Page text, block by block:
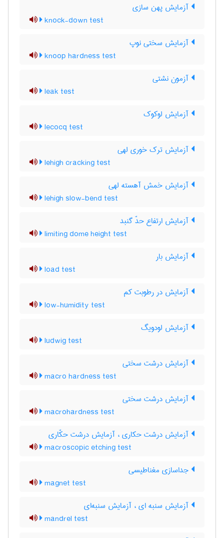
آزمایش پهن سازی
knock-down test
آزمایش سختی نوپ
knoop hardness test
آزمون نشتی
leak test
آزمایش لوکوک
lecocq test
آزمایش ترک خوری لهی
lehigh cracking test
آزمایش خمش آهسته لهی
lehigh slow-bend test
آزمایش ارتفاع حدّ گنبد
limiting dome height test
آزمایش بار
load test
آزمایش در رطوبت کم
low-humidity test
آزمایش لودویگ
ludwig test
آزمایش درشت سختی
macro hardness test
آزمایش درشت سختی
macrohardness test
آزمایش درشت حکاری ، آزمایش درشت حکّاری
macroscopic etching test
جداسازی مغناطیسی
magnet test
آزمایش سنبه ای ، آزمایش سنبه‌ای
mandrel test